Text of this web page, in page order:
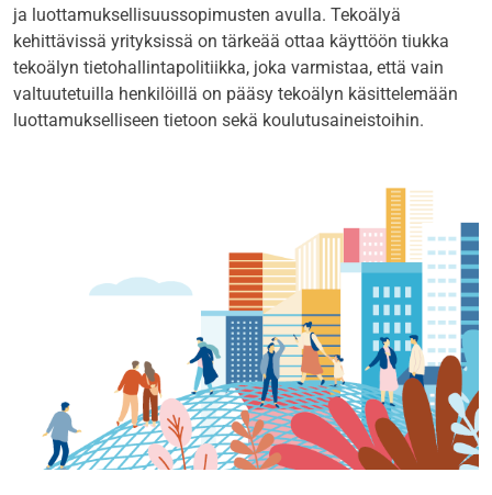
ja luottamuksellisuussopimusten avulla. Tekoälyä
kehittävissä yrityksissä on tärkeää ottaa käyttöön tiukka
tekoälyn tietohallintapolitiikka, joka varmistaa, että vain
valtuutetuilla henkilöillä on pääsy tekoälyn käsittelemään
luottamukselliseen tietoon sekä koulutusaineistoihin.